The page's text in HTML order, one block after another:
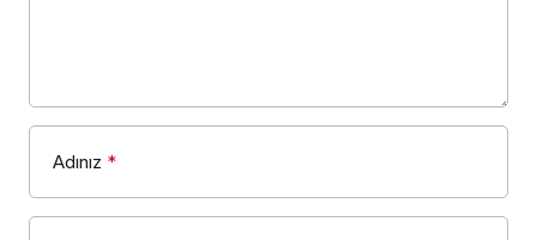
Adınız *